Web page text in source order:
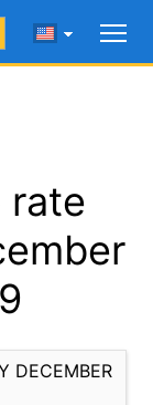
rate
DECEMBER